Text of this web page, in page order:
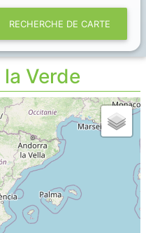
RECHERCHE DE CARTE
Verde